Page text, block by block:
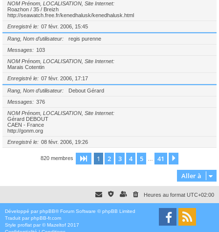
NOM Prénom, LOCALISATION, Site Internet
Roazhon / 35 / Breizh
http://seawatch.free.fr/kenedhalusk/kenedhalusk.html
Enregistré le
07 févr. 2006, 15:45
Rang, Nom d’utilisateur
regis purenne
Messages
103
NOM Prénom, LOCALISATION, Site Internet
Marais Cotentin
Enregistré le
07 févr. 2006, 17:17
Rang, Nom d’utilisateur
Debout Gérard
Messages
376
NOM Prénom, LOCALISATION, Site Internet
Gérard DEBOUT
CAEN - France
http://gonm.org
Enregistré le
08 févr. 2006, 19:26
820 membres Page 1sur41
1 2 3 4 5 41
Aller à
Heures au format UTC+02:00
Développé par phpBB® Forum Software © phpBB Limited
Traduit par phpBB-fr.com
Style proflat par ©Mazeltof 2017